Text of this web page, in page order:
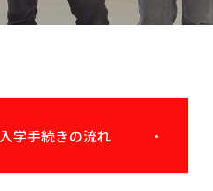
入学手続きの流れ